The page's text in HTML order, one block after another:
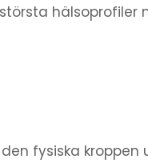
hälsoprofiler
fysiska kroppen